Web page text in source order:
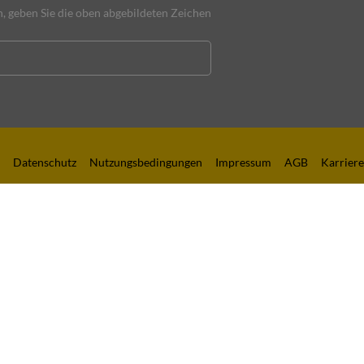
geben Sie die oben abgebildeten Zeichen
Datenschutz Nutzungsbedingungen Impressum AGB Karriere